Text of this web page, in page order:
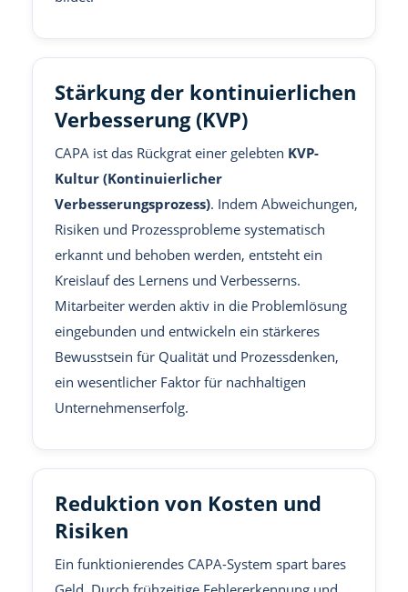
Stärkung der kontinuierlichen
Verbesserung (KVP)
CAPA ist das Rückgrat einer gelebten KVP-
Kultur (Kontinuierlicher
Verbesserungsprozess). Indem Abweichungen,
Risiken und Prozessprobleme systematisch
erkannt und behoben werden, entsteht ein
Kreislauf des Lernens und Verbesserns.
Mitarbeiter werden aktiv in die Problemlösung
eingebunden und entwickeln ein stärkeres
Bewusstsein für Qualität und Prozessdenken,
ein wesentlicher Faktor für nachhaltigen
Unternehmenserfolg.
Reduktion von Kosten und
Risiken
Ein funktionierendes CAPA-System spart bares